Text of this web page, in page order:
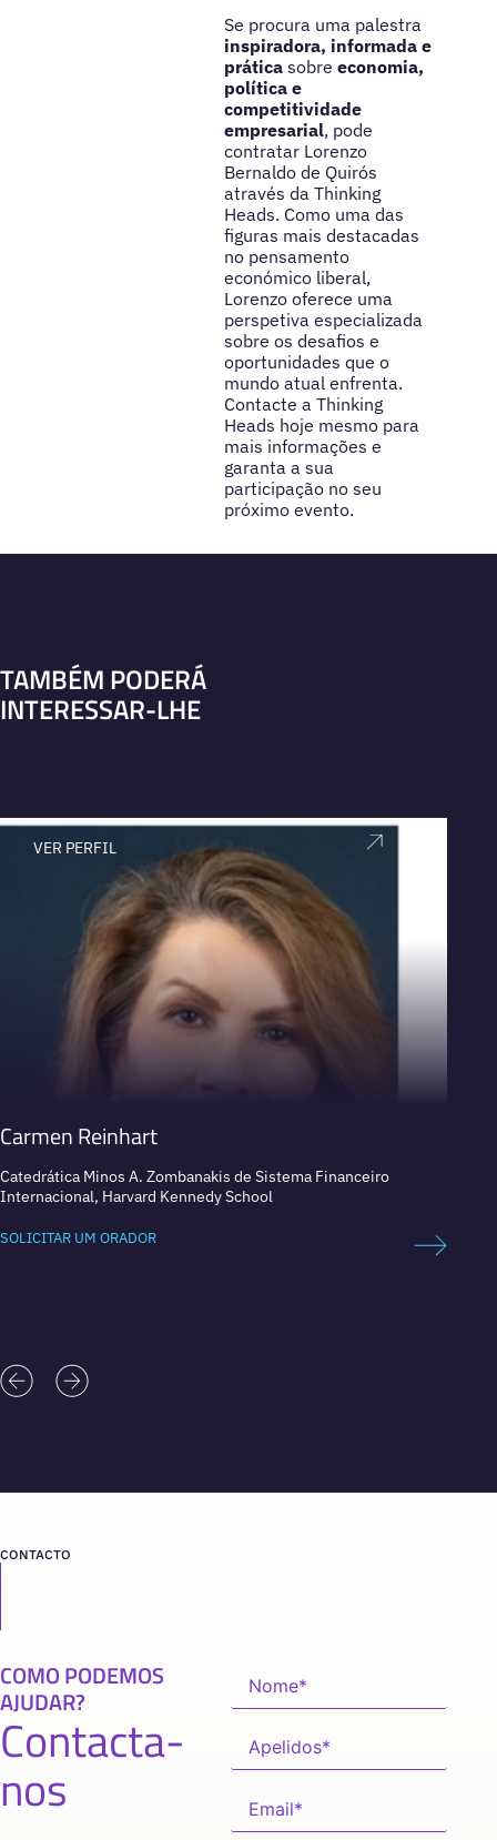
Se procura uma palestra
inspiradora, informada e
práticasobre economia,
política e
competitividade
empresarial, pode
contratar Lorenzo
Bernaldo de Quirós
através da Thinking
Heads. Como uma das
figuras mais destacadas
no pensamento
económico liberal,
Lorenzo oferece uma
perspetiva especializada
sobre os desafios e
oportunidades que o
mundo atual enfrenta.
Contacte a Thinking
Heads hoje mesmo para
mais informações e
garanta a sua
participação no seu
próximo evento.
TAMBÉM PODERÁ
INTERESSAR-LHE
VER PERFIL
Carmen Reinhart
Catedrática Minos A. Zombanakis de Sistema Financeiro
Internacional, Harvard Kennedy School
SOLICITAR UM ORADOR
CONTACTO
COMO PODEMOS
AJUDAR?
Contacta-
nos